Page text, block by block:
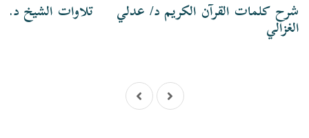
شرح كلمات القرآن الكريم د/ عدلي
الغزالي
تلاوات الشيخ د.